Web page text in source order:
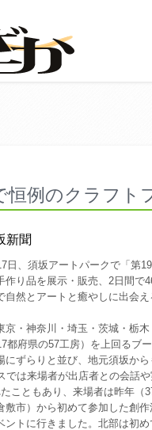
恒例のクラフト
新聞
、須坂アートパークで「第
り品を展示・販売、2日間で
然とアートと癒やしに出会
・神奈川・埼玉・茨城・栃
都府県の57工房）を上回るブ
ずらりと並び、地元須坂から
は来場者が出店者との会話
こともあり、来場者は昨年（
市）から初めて参加した創
トに行きました。北部は初